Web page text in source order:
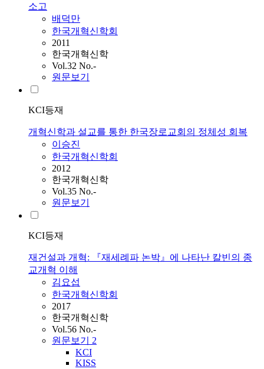
소고
배덕만
한국개혁신학회
2011
한국개혁신학
Vol.32 No.-
원문보기
KCI등재
개혁신학과 설교를 통한 한국장로교회의 정체성 회복
이승진
한국개혁신학회
2012
한국개혁신학
Vol.35 No.-
원문보기
KCI등재
재건설과 개혁: 『재세례파 논박』에 나타난 칼빈의 종
교개혁 이해
김요섭
한국개혁신학회
2017
한국개혁신학
Vol.56 No.-
원문보기 2
KCI
KISS